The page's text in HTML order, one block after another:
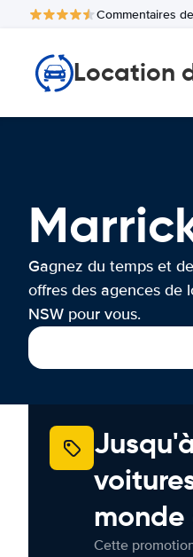
Commentaires
Location
Gagnez du temps et
offres des agences de
NSW pour vous.
Cette